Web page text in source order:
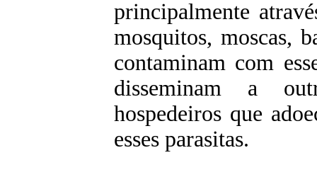
principalmente
mosquitos, moscas,
contaminam com
disseminam a
hospedeiros que
esses parasitas.